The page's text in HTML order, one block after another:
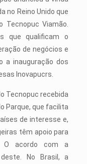
no Reino Unido que
Viamão.
que qualificam o
de negócios e
a inauguração dos
Inovapucrs.
Tecnopuc recebida
Parque, que facilita
de interesse e,
têm apoio para
O acordo com a
No Brasil, a